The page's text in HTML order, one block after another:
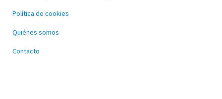
Política de cookies
Quiénes somos
Contacto